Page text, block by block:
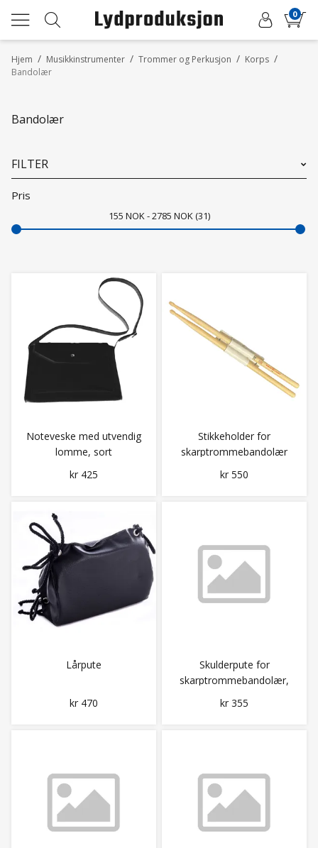
0
/
Hjem /
Musikkinstrumenter /
Trommer og Perkusjon /
Korps
Bandolær
Bandolær
FILTER
Pris
155 NOK 2785 NOK 31
Noteveske med utvendig
lomme, sort
kr 425
Stikkeholder for
skarptrommebandolær
kr 550
Lårpute
kr 470
Skulderpute for
skarptrommebandolær,
kr 355